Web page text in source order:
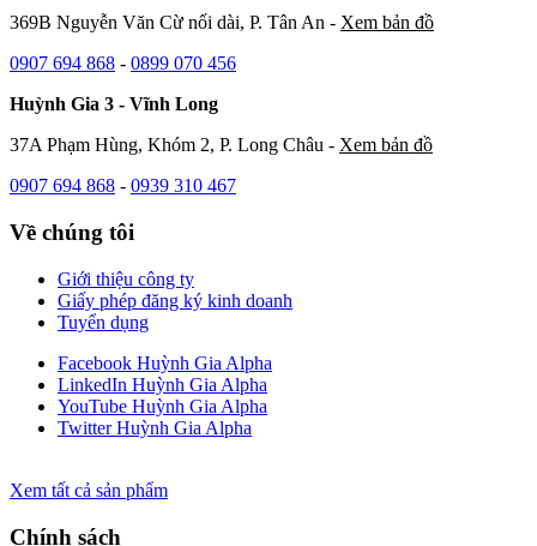
369B Nguyễn Văn Cừ nối dài, P. Tân An - Xem bản đồ
0907 694 868 - 0899 070 456
Huỳnh Gia 3 - Vĩnh Long
37A Phạm Hùng, Khóm 2, P. Long Châu - Xem bản đồ
0907 694 868 - 0939 310 467
Về chúng tôi
Giới thiệu công ty
Giấy phép đăng ký kinh doanh
Tuyển dụng
Facebook Huỳnh Gia Alpha
LinkedIn Huỳnh Gia Alpha
YouTube Huỳnh Gia Alpha
Twitter Huỳnh Gia Alpha
Xem tất cả sản phẩm
Chính sách